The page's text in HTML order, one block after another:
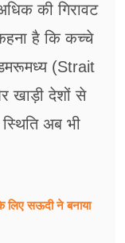
की गिरावट
है कि कच्चे
(Strait
खाड़ी देशों से
अब भी
सऊदी ने बनाया